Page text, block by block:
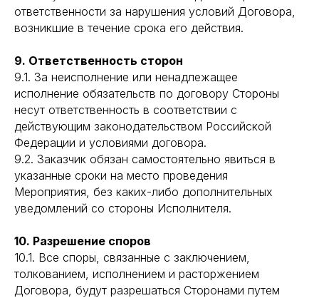
ответственности за нарушения условий Договора,
возникшие в течение срока его действия.
9. Ответственность сторон
9.1. За неисполнение или ненадлежащее
исполнение обязательств по договору Стороны
несут ответственность в соответствии с
действующим законодательством Российской
Федерации и условиями договора.
9.2. Заказчик обязан самостоятельно явиться в
указанные сроки на место проведения
Мероприятия, без каких-либо дополнительных
уведомлений со стороны Исполнителя.
10. Разрешение споров
10.1. Все споры, связанные с заключением,
толкованием, исполнением и расторжением
Договора, будут разрешаться Сторонами путем